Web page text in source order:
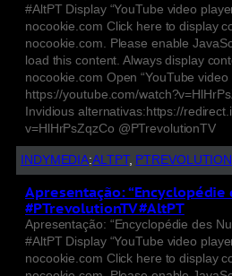
#AltPT Display “YouTube video
nocookie.com Click here to display
nocookie.com. Please enable
load this content. Always display
nocookie.com Open “YouTube video
https://youtube.com/
Invidious alternativas:https://
v=HlHrPsZqzCo @PTrevolutionTV
INDYMEDIA:ALTPT,
Apresentação: “Encyclopédie
#PTrevolutionTV #AltPT
Apresentação: “Encyclopédie des
#AltPT Display “YouTube video
nocookie.com Click here to display